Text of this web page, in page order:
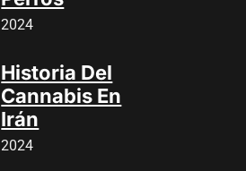
2024
Historia Del
Cannabis En
Irán
2024